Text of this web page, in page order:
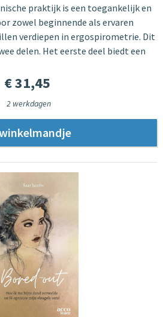
praktijk is een toegankelijk en
zowel beginnende als ervaren
verdiepen in ergospirometrie. Dit
delen. Het eerste deel biedt een
€ 31,45
2 werkdagen